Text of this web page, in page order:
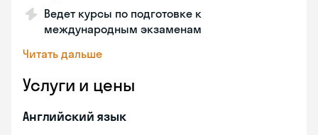
Ведет курсы по подготовке к
международным экзаменам
Читать дальше
Услуги и цены
Английский язык